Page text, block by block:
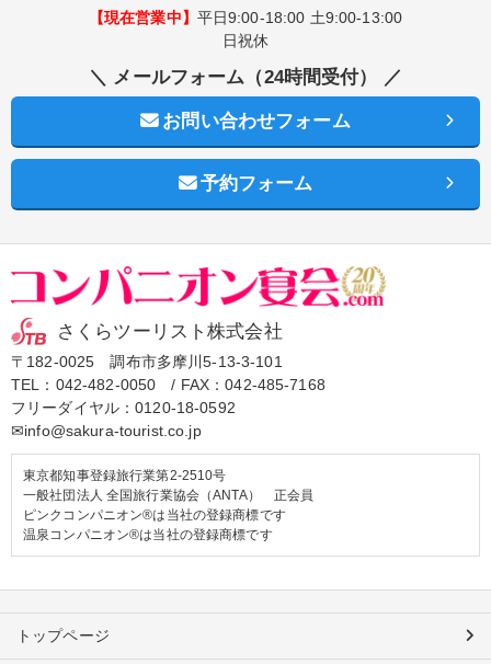
【現在営業中】 平日9:00-18:00 土9:00-13:00
日祝休
＼ メールフォーム（24時間受付） ／
お問い合わせフォーム
予約フォーム
さくらツーリスト株式会社
〒182-0025 調布市多摩川5-13-3-101
TEL： 042-482-0050 / FAX：042-485-7168
フリーダイヤル：0120-18-0592
✉info@sakura-tourist.co.jp
東京都知事登録旅行業第2-2510号
一般社団法人 全国旅行業協会（ANTA） 正会員
ピンクコンパニオン®は当社の登録商標です
温泉コンパニオン®は当社の登録商標です
トップページ